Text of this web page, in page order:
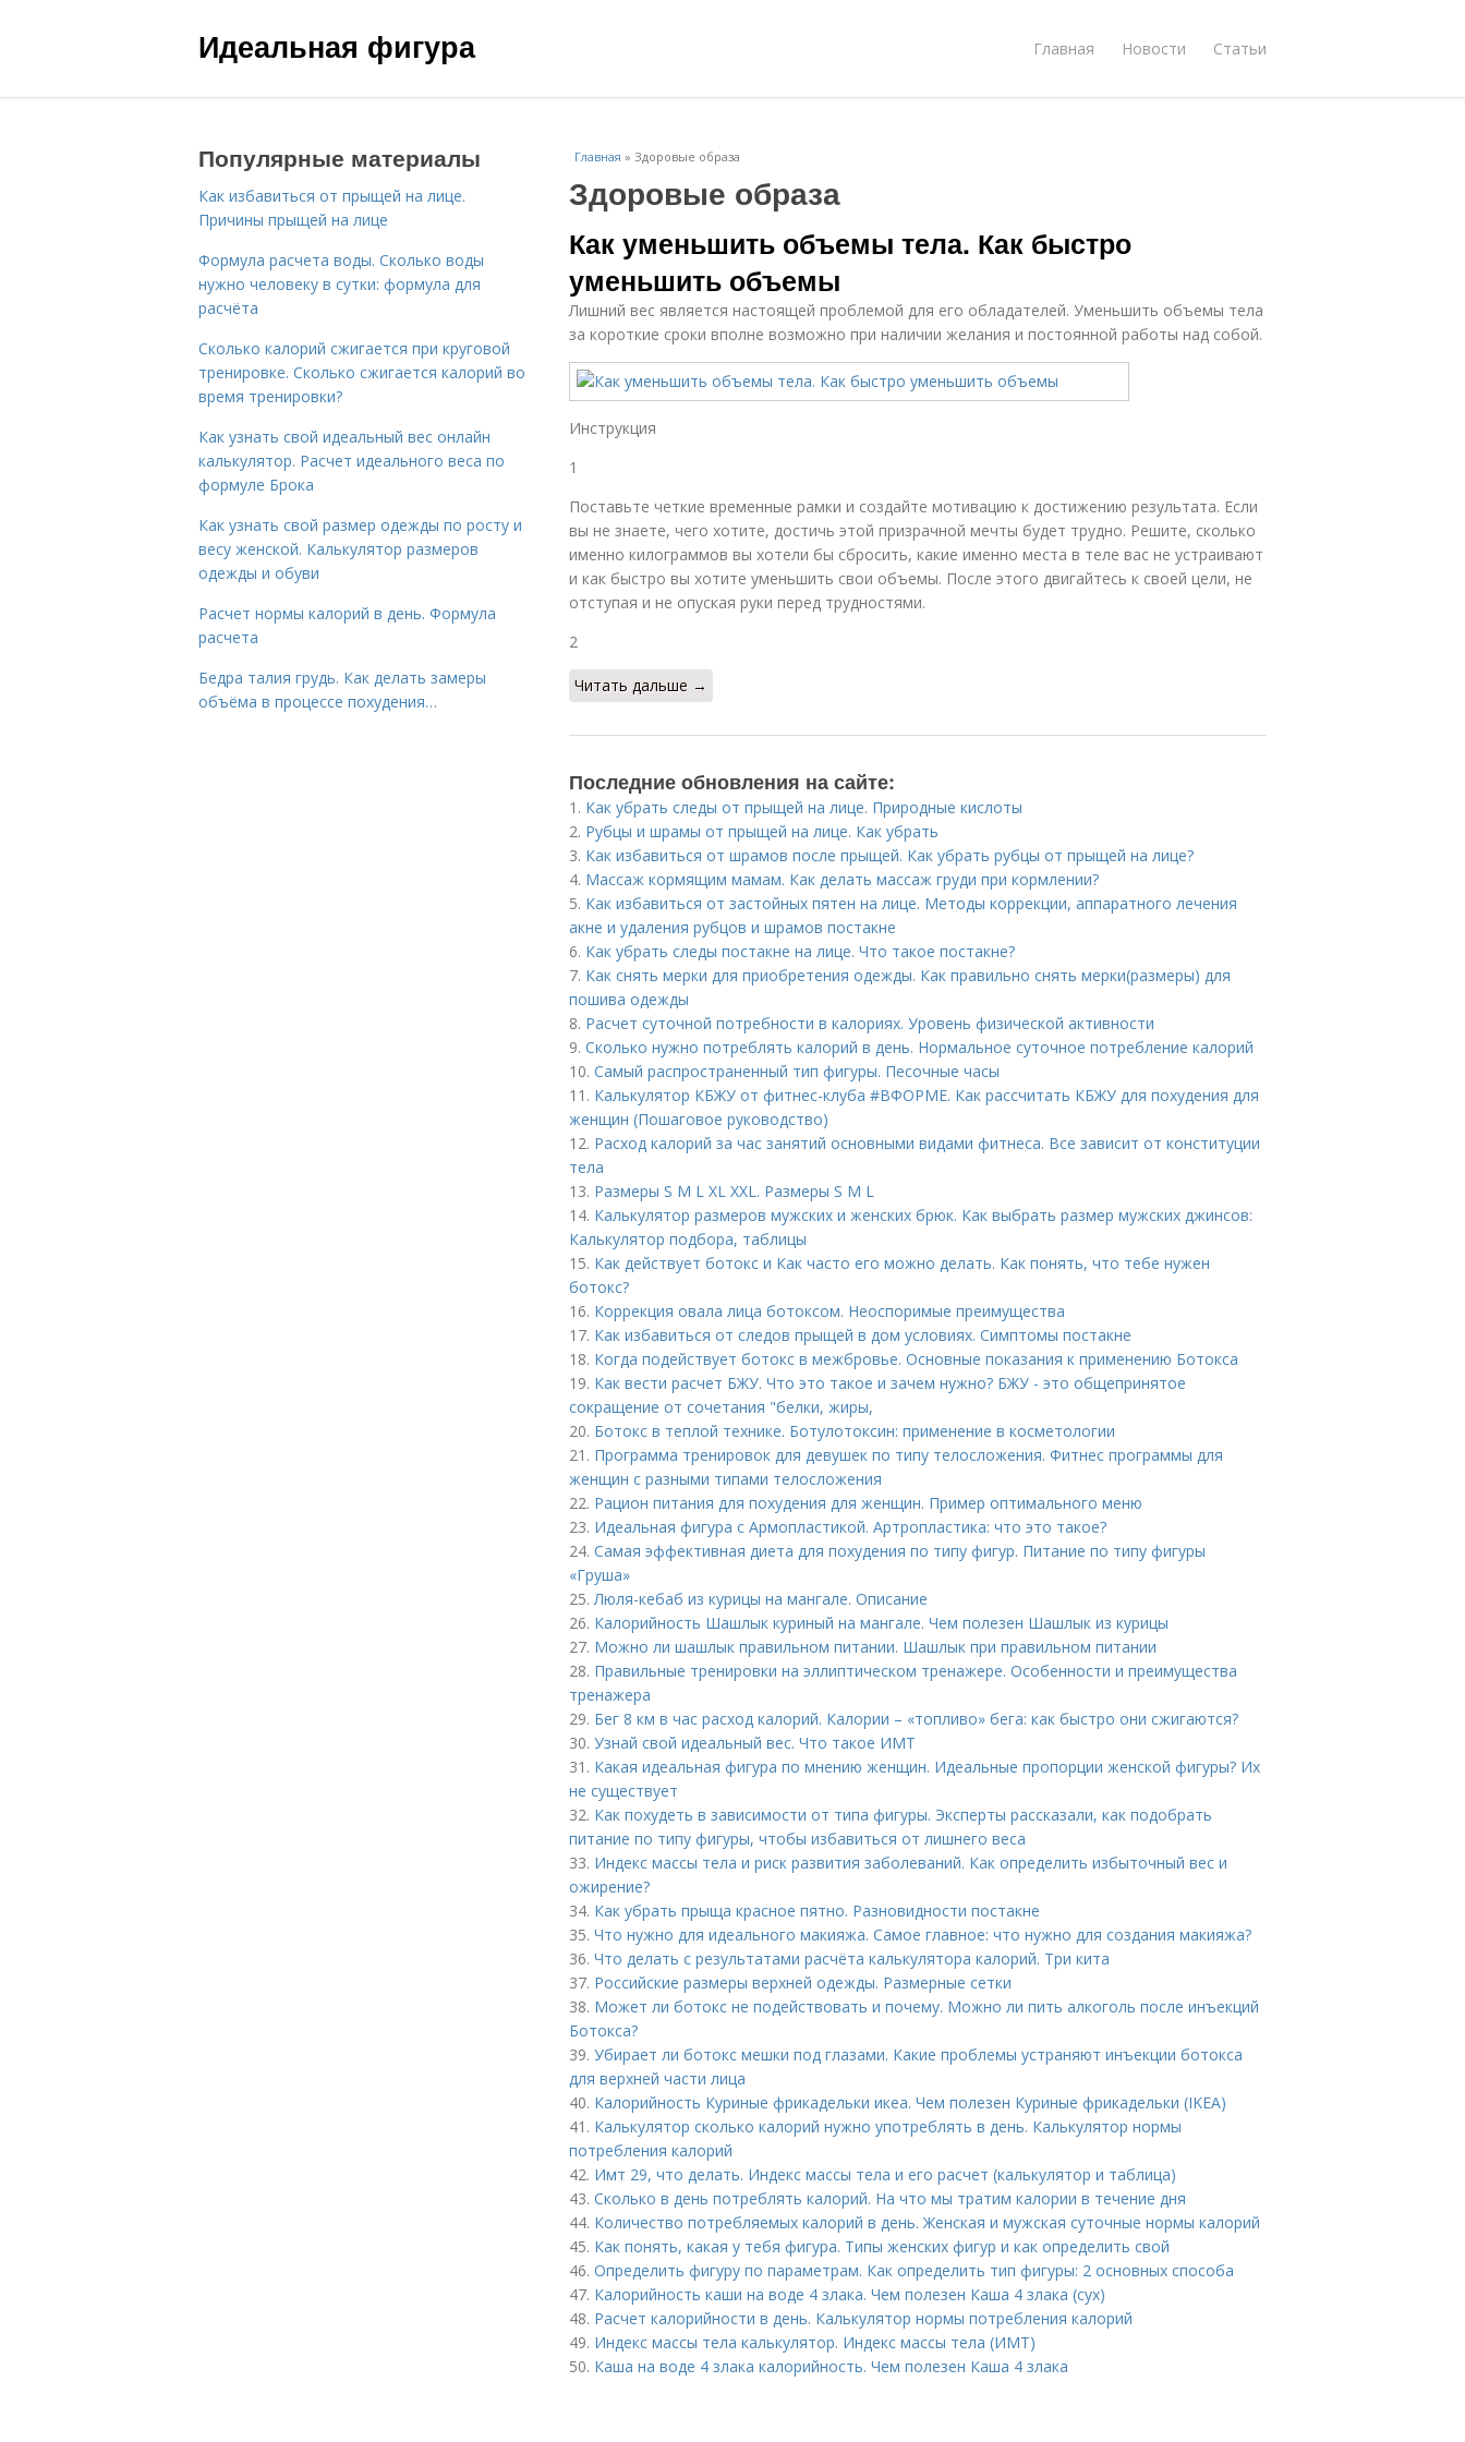
Идеальная фигура Главная Новости Статьи
Главная » Здоровые образа
Здоровые образа
Как уменьшить объемы тела. Как быстро
уменьшить объемы
Лишний вес является настоящей проблемой для его обладателей. Уменьшить объемы тела
за короткие сроки вполне возможно при наличии желания и постоянной работы над собой.
Инструкция
1
Поставьте четкие временные рамки и создайте мотивацию к достижению результата. Если
вы не знаете, чего хотите, достичь этой призрачной мечты будет трудно. Решите, сколько
именно килограммов вы хотели бы сбросить, какие именно места в теле вас не устраивают
и как быстро вы хотите уменьшить свои объемы. После этого двигайтесь к своей цели, не
отступая и не опуская руки перед трудностями.
2
Читать дальше →
Последние обновления на сайте:
1. Как убрать следы от прыщей на лице. Природные кислоты
2. Рубцы и шрамы от прыщей на лице. Как убрать
3. Как избавиться от шрамов после прыщей. Как убрать рубцы от прыщей на лице?
4. Массаж кормящим мамам. Как делать массаж груди при кормлении?
5. Как избавиться от застойных пятен на лице. Методы коррекции, аппаратного лечения
акне и удаления рубцов и шрамов постакне
6. Как убрать следы постакне на лице. Что такое постакне?
7. Как снять мерки для приобретения одежды. Как правильно снять мерки(размеры) для
пошива одежды
8. Расчет суточной потребности в калориях. Уровень физической активности
9. Сколько нужно потреблять калорий в день. Нормальное суточное потребление калорий
10. Самый распространенный тип фигуры. Песочные часы
11. Калькулятор КБЖУ от фитнес-клуба #ВФОРМЕ. Как рассчитать КБЖУ для похудения для
женщин (Пошаговое руководство)
12. Расход калорий за час занятий основными видами фитнеса. Все зависит от конституции
тела
13. Размеры S M L XL XXL. Размеры S M L
14. Калькулятор размеров мужских и женских брюк. Как выбрать размер мужских джинсов:
Калькулятор подбора, таблицы
15. Как действует ботокс и Как часто его можно делать. Как понять, что тебе нужен
ботокс?
16. Коррекция овала лица ботоксом. Неоспоримые преимущества
17. Как избавиться от следов прыщей в дом условиях. Симптомы постакне
18. Когда подействует ботокс в межбровье. Основные показания к применению Ботокса
19. Как вести расчет БЖУ. Что это такое и зачем нужно? БЖУ - это общепринятое
сокращение от сочетания "белки, жиры,
20. Ботокс в теплой технике. Ботулотоксин: применение в косметологии
21. Программа тренировок для девушек по типу телосложения. Фитнес программы для
женщин с разными типами телосложения
22. Рацион питания для похудения для женщин. Пример оптимального меню
23. Идеальная фигура с Армопластикой. Артропластика: что это такое?
24. Самая эффективная диета для похудения по типу фигур. Питание по типу фигуры
«Груша»
25.Люля-кебаб из курицы на мангале. Описание
26. Калорийность Шашлык куриный на мангале. Чем полезен Шашлык из курицы
27. Можно ли шашлык правильном питании. Шашлык при правильном питании
28. Правильные тренировки на эллиптическом тренажере. Особенности и преимущества
тренажера
29. Бег 8 км в час расход калорий. Калории – «топливо» бега: как быстро они сжигаются?
30. Узнай свой идеальный вес. Что такое ИМТ
31. Какая идеальная фигура по мнению женщин. Идеальные пропорции женской фигуры? Их
не существует
32. Как похудеть в зависимости от типа фигуры. Эксперты рассказали, как подобрать
питание по типу фигуры, чтобы избавиться от лишнего веса
33. Индекс массы тела и риск развития заболеваний. Как определить избыточный вес и
ожирение?
34. Как убрать прыща красное пятно. Разновидности постакне
35. Что нужно для идеального макияжа. Самое главное: что нужно для создания макияжа?
36. Что делать с результатами расчёта калькулятора калорий. Три кита
37. Российские размеры верхней одежды. Размерные сетки
38. Может ли ботокс не подействовать и почему. Можно ли пить алкоголь после инъекций
Ботокса?
39. Убирает ли ботокс мешки под глазами. Какие проблемы устраняют инъекции ботокса
для верхней части лица
40. Калорийность Куриные фрикадельки икеа. Чем полезен Куриные фрикадельки (IKEA)
41. Калькулятор сколько калорий нужно употреблять в день. Калькулятор нормы
потребления калорий
42. Имт 29, что делать. Индекс массы тела и его расчет (калькулятор и таблица)
43. Сколько в день потреблять калорий. На что мы тратим калории в течение дня
44. Количество потребляемых калорий в день. Женская и мужская суточные нормы калорий
45. Как понять, какая у тебя фигура. Типы женских фигур и как определить свой
46. Определить фигуру по параметрам. Как определить тип фигуры: 2 основных способа
47. Калорийность каши на воде 4 злака. Чем полезен Каша 4 злака (сух)
48. Расчет калорийности в день. Калькулятор нормы потребления калорий
49. Индекс массы тела калькулятор. Индекс массы тела (ИМТ)
50. Каша на воде 4 злака калорийность. Чем полезен Каша 4 злака
Популярные материалы
Как избавиться от прыщей на лице.
Причины прыщей на лице
Формула расчета воды. Сколько воды
нужно человеку в сутки: формула для
расчёта
Сколько калорий сжигается при круговой
тренировке. Сколько сжигается калорий во
время тренировки?
Как узнать свой идеальный вес онлайн
калькулятор. Расчет идеального веса по
формуле Брока
Как узнать свой размер одежды по росту и
весу женской. Калькулятор размеров
одежды и обуви
Расчет нормы калорий в день. Формула
расчета
Бедра талия грудь. Как делать замеры
объёма в процессе похудения…